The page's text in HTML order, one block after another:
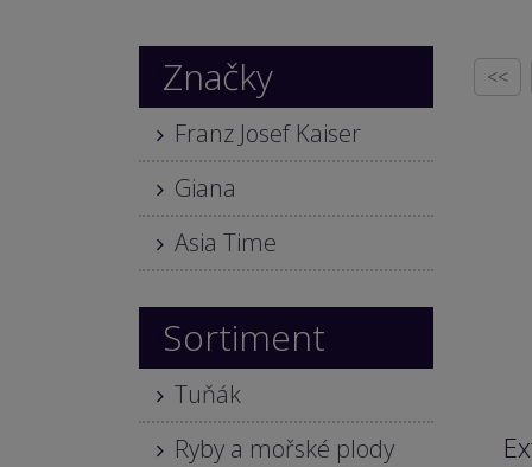
Značky
Franz Josef Kaiser
Giana
Asia Time
Sortiment
Tuňák
Ryby a mořské plody
<<